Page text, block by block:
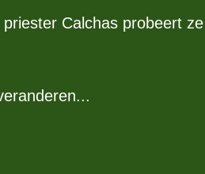
Calchas probeert